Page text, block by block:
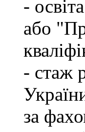
-
або
- стаж
за